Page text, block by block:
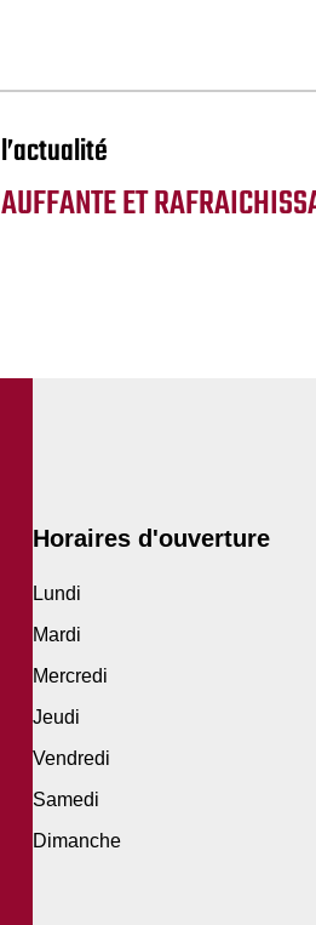
ET
Horaires d'ouverture
Lundi
Mardi
Mercredi
Jeudi
Vendredi
Samedi
Dimanche